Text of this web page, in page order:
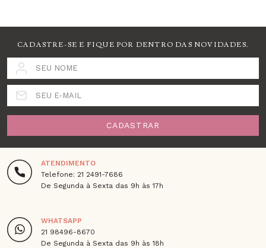
CADASTRE-SE E FIQUE POR DENTRO DAS NOVIDADES.
SEU NOME
SEU E-MAIL
CADASTRAR
ATENDIMENTO
Telefone: 21 2491-7686
De Segunda à Sexta das 9h às 17h
WHATSAPP
21 98496-8670
De Segunda à Sexta das 9h às 18h